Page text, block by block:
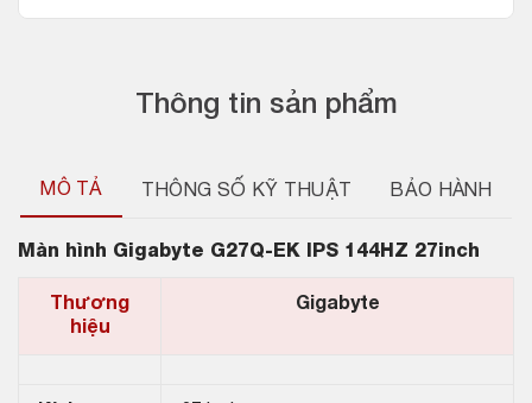
Thông tin sản phẩm
MÔ TẢ THÔNG SỐ KỸ THUẬT BẢO HÀNH
Màn hình Gigabyte G27Q-EK IPS 144HZ 27inch
Thương
hiệu
Gigabyte